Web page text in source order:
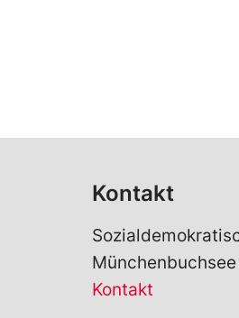
Kontakt
Münchenbuchsee
Kontakt